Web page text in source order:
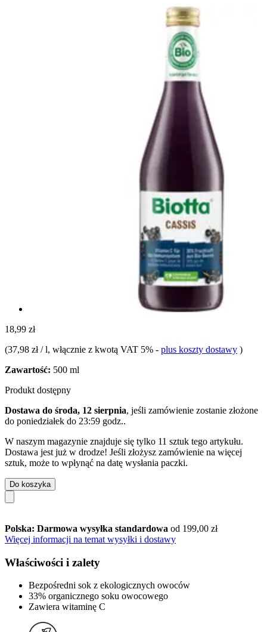
18,99 zł
(37,98 zł / l, włącznie z kwotą VAT 5% - plus koszty dostawy )
Zawartość: 500 ml
Produkt dostępny
Dostawa do środa, 12 sierpnia, jeśli zamówienie zostanie złożone
do poniedziałek do 23:59 godz..
W naszym magazynie znajduje się tylko 11 sztuk tego artykułu.
Dostawa jest już w drodze! Jeśli złożysz zamówienie na więcej
sztuk, może to wpłynąć na datę wysłania paczki.
Do koszyka
Polska: Darmowa wysyłka standardowa od 199,00 zł
Więcej informacji na temat wysyłki i dostawy
Właściwości i zalety
Bezpośredni sok z ekologicznych owoców
33% organicznego soku owocowego
Zawiera witaminę C